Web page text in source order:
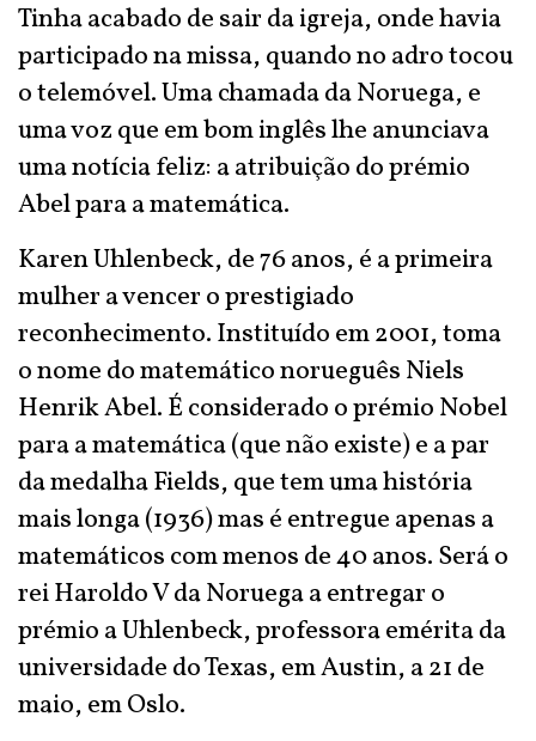
Tinha acabado de sair da igreja, onde havia
participado na missa, quando no adro tocou
o telemóvel. Uma chamada da Noruega, e
uma voz que em bom inglês lhe anunciava
uma notícia feliz: a atribuição do prémio
Abel para a matemática.
Karen Uhlenbeck, de 76 anos, é a primeira
mulher a vencer o prestigiado
reconhecimento. Instituído em 2001, toma
o nome do matemático norueguês Niels
Henrik Abel. É considerado o prémio Nobel
para a matemática (que não existe) e a par
da medalha Fields, que tem uma história
mais longa (1936) mas é entregue apenas a
matemáticos com menos de 40 anos. Será o
rei Haroldo V da Noruega a entregar o
prémio a Uhlenbeck, professora emérita da
universidade do Texas, em Austin, a 21 de
maio, em Oslo.